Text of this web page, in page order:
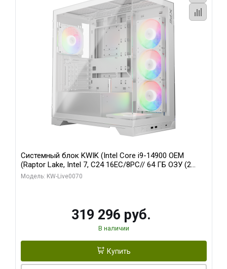
Системный блок KWIK (Intel Core i9-14900 OEM
(Raptor Lake, Intel 7, C24 16EC/8PC// 64 ГБ ОЗУ (2
модуля)/ Gigabyte RTX5080 XTREME WATERFORCE
Модель: KW-Live0070
319 296 руб.
В наличии
Купить